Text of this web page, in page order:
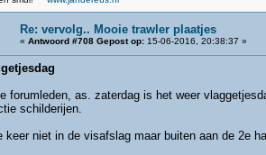
Re: vervolg.. Mooie trawler plaatjes
« Antwoord #708 Gepost op:15-06-2016, 20:38:37 »
forumleden, as. zaterdag is het weer
schilderijen.
keer niet in de visafslag maar buiten aan de 2e